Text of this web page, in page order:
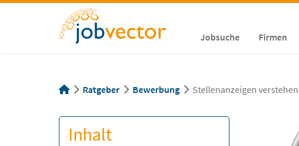
Jobsuche Firmen
Ratgeber Bewerbung Stellenanzeigen verstehen
Inhalt